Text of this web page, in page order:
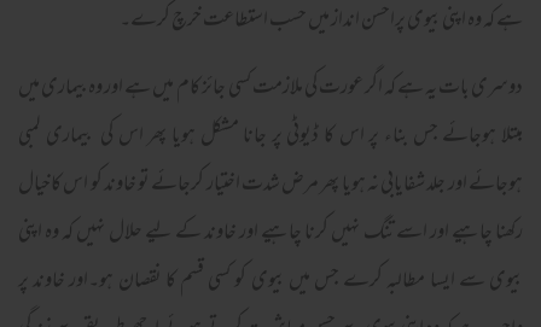
ہے کہ وہ اپنی بیوی پراحسن انداز میں حسب استطاعت خرچ کرے۔
دوسری بات یہ ہے کہ اگر عورت کی ملازمت کسی جائز کام میں ہے اور وہ بیماری میں
مبتلا ہوجائے جس بناء پر اس کا ڈیوٹی پر جانا مشکل ہویا پھر اس کی بیماری لمبی
ہوجائے اور جلد شفایابی نہ ہویا پھر مرض شدت اختیار کرجائے تو خاوند کو اس کاخیال
رکھنا چاہیے اور اسے تنگ نہیں کرنا چاہیے اور خاوند کے لیے حلال نہیں کہ وہ اپنی
بیوی سے ایسا مطالبہ کرے جس میں بیوی کو کسی قسم کا نقصان ہو۔اور خاوند پر